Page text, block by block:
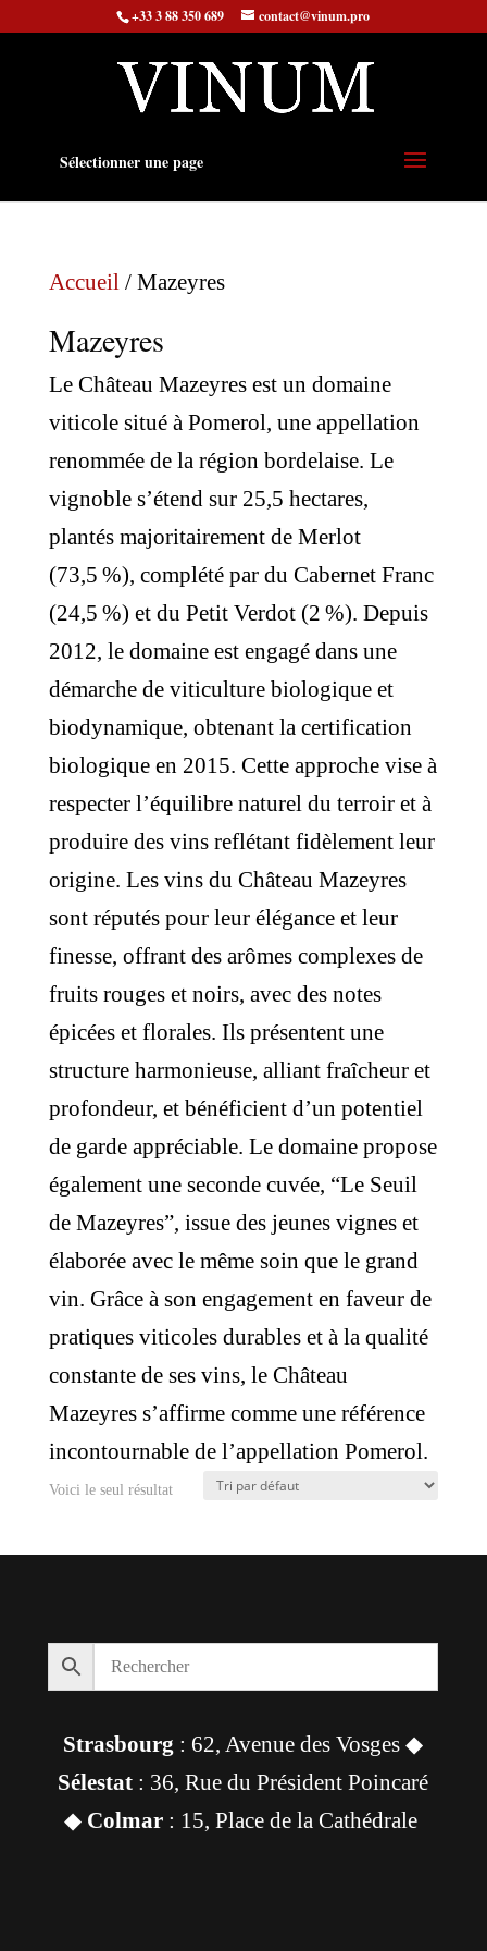
+33 3 88 350 689 contact@vinum.pro
Sélectionner une page
Accueil/ Mazeyres
Mazeyres
Le Château Mazeyres est un domaine
viticole situé à Pomerol, une appellation
renommée de la région bordelaise. Le
vignoble s’étend sur 25,5 hectares,
plantés majoritairement de Merlot
(73,5 %), complété par du Cabernet Franc
(24,5 %) et du Petit Verdot (2 %). Depuis
2012, le domaine est engagé dans une
démarche de viticulture biologique et
biodynamique, obtenant la certification
biologique en 2015. Cette approche vise à
respecter l’équilibre naturel du terroir et à
produire des vins reflétant fidèlement leur
origine. Les vins du Château Mazeyres
sont réputés pour leur élégance et leur
finesse, offrant des arômes complexes de
fruits rouges et noirs, avec des notes
épicées et florales. Ils présentent une
structure harmonieuse, alliant fraîcheur et
profondeur, et bénéficient d’un potentiel
de garde appréciable. Le domaine propose
également une seconde cuvée, “Le Seuil
de Mazeyres”, issue des jeunes vignes et
élaborée avec le même soin que le grand
vin. Grâce à son engagement en faveur de
pratiques viticoles durables et à la qualité
constante de ses vins, le Château
Mazeyres s’affirme comme une référence
incontournable de l’appellation Pomerol.
Voici le seul résultat
Strasbourg : 62, Avenue des Vosges ◆
Sélestat : 36, Rue du Président Poincaré
◆ Colmar: 15, Place de la Cathédrale